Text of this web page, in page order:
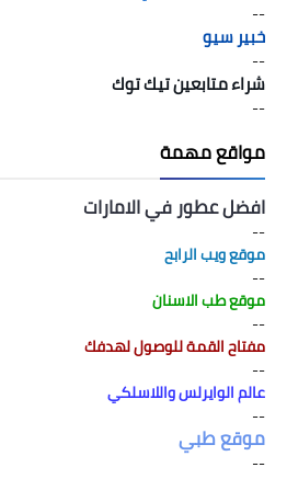
--
خبير سيو
--
شراء متابعين تيك توك
--
مواقع مهمة
افضل عطور في الامارات
--
موقع ويب الرابح
--
موقع طب الاسنان
--
مفتاح القمة للوصول لهدفك
--
عالم الوايرلس واللاسلكي
--
موقع طبي
--